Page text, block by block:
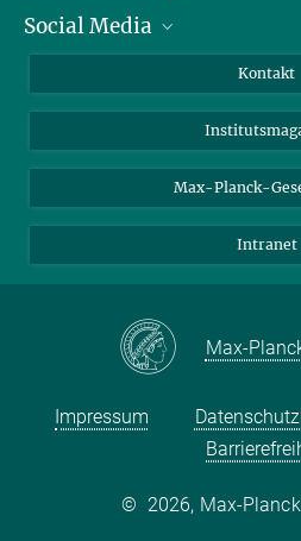
Alumni
Schulen
Studierende
Social Media
Facebook
YouTube
Kontakt
Max-Planck-
Intranet
Max-
Impressum
© 2026, Max-